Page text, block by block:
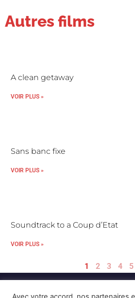
Autres films
A clean getaway
VOIR PLUS »
Sans banc fixe
VOIR PLUS »
Soundtrack to a Coup d’Etat
VOIR PLUS »
1 2 3 4 5